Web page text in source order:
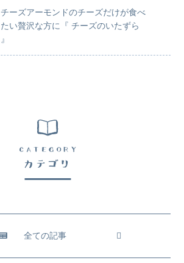
チーズアーモンドのチーズだけが食べ
たい贅沢な方に『 チーズのいたずら
』
全ての記事